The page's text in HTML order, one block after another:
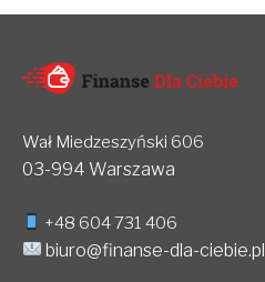
Wał Miedzeszyński 606
03-994 Warszawa
+48 604 731 406
biuro@finanse-dla-ciebie.pl